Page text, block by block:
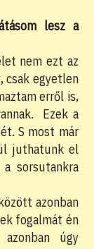
lesz a
nem ezt az
csak egyetlen
erről is,
Ezek a
S most már
juthatunk el
sorsutankra
azonban
fogalmát én
úgy